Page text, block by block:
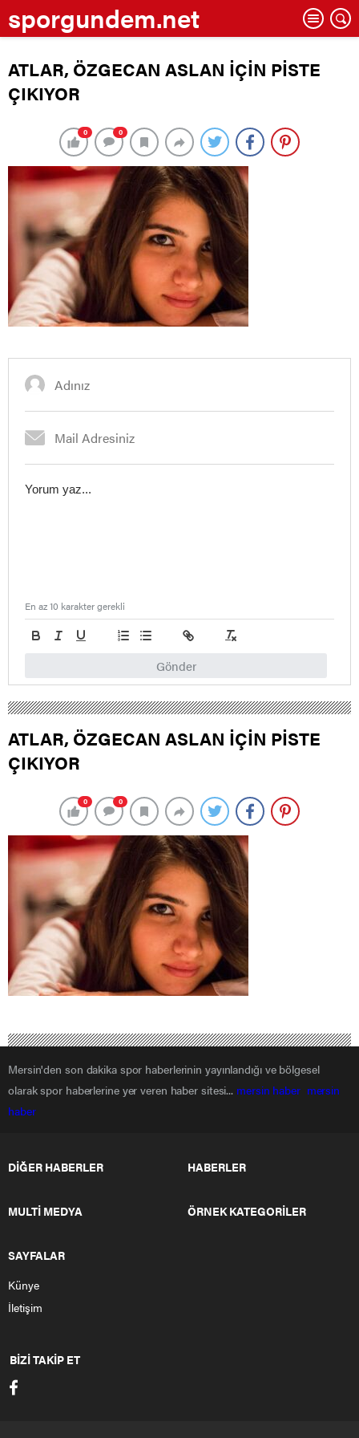
sporgundem.net
ATLAR, ÖZGECAN ASLAN İÇİN PİSTE
ÇIKIYOR
0 0
Gönder
En az 10 karakter gerekli
ATLAR, ÖZGECAN ASLAN İÇİN PİSTE
ÇIKIYOR
0 0
Mersin'den son dakika spor haberlerinin yayınlandığı ve bölgesel
olarak spor haberlerine yer veren haber sitesi... mersin haber mersin
haber
DİĞER HABERLER HABERLER
MULTİ MEDYA ÖRNEK KATEGORİLER
SAYFALAR
Künye
İletişim
BİZİ TAKİP ET